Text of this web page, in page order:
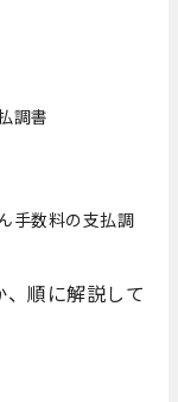
調書
手数料の支払調
順に解説して